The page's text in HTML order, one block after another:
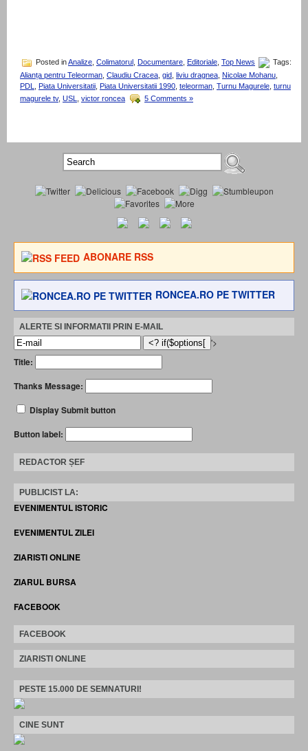
Posted inAnalize Colimatorul Documentare Editoriale Top News
Tags:
Alianța pentru Teleorman Claudiu Cracea gid liviu dragnea Nicolae Mohanu
PDL
Piata Universitatii Piata Universitatii 1990 teleorman Turnu Magurele turnu
magurele tv, USL victor roncea 5 Comments »
ABONARE RSS
RONCEA.RO PE TWITTER
ALERTE SI INFORMATII PRIN E-MAIL
'>
Title:
Thanks Message:
Display Submit button
Button label:
REDACTOR ȘEF
PUBLICIST LA:
EVENIMENTUL ISTORIC
EVENIMENTUL ZILEI
ZIARISTI ONLINE
ZIARUL BURSA
FACEBOOK
FACEBOOK
ZIARISTI ONLINE
PESTE 15.000 DE SEMNATURI!
CINE SUNT